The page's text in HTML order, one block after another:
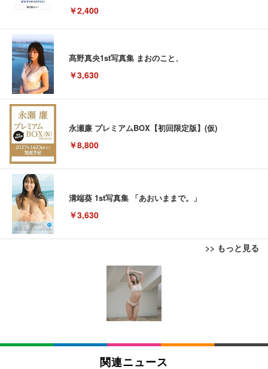
￥2,400
髙野真央1st写真集 まおのこと、
￥3,630
永瀬廉 プレミアムBOX【初回限定版】(仮)
￥8,800
溝端葵 1st写真集 「あおいままで。」
￥3,630
>> もっと見る
Juice=Juice Concert 2026 UP TO 11 MORE! MOR
E! (特典なし) [Blu-ray]
【Amazon.co.jp限定】「Juice=Juice Concert 202
判ブロマイド5枚セット) [Blu-ray]
関連ニュース